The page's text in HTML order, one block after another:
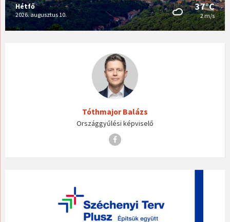
Hétfő
2026. augusztus 10.
37°C
2 m/s
Tóthmajor Balázs
Országgyűlési képviselő
Facebook